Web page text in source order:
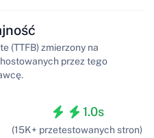
(TTFB) zmierzony na
przez tego
1.0s
(15K+ przetestowanych stron)